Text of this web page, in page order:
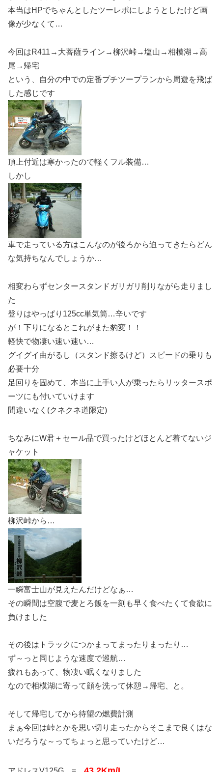
本当はHPでちゃんとしたツーレポにしようとしたけど画
像が少なくて…
今回はR411→大菩薩ライン→柳沢峠→塩山→相模湖→高
尾→帰宅
という、自分の中での定番プチツープランから周遊を飛ば
した感じです
頂上付近は寒かったので軽くフル装備…
しかし
車で走っている方はこんなのが後ろから迫ってきたらどん
な気持ちなんでしょうか…
相変わらずセンタースタンドガリガリ削りながら走りまし
た
登りはやっぱり125cc単気筒…辛いです
が！下りになるとこれがまた豹変！！
軽快で物凄い速い速い…
グイグイ曲がるし（スタンド擦るけど）スピードの乗りも
必要十分
足回りを固めて、本当に上手い人が乗ったらリッタースポ
ーツにも付いていけます
間違いなく(クネクネ道限定)
ちなみにW君＋セール品で買ったけどほとんど着てないジ
ャケット
柳沢峠から…
一瞬富士山が見えたんだけどなぁ…
その瞬間は空腹で麦とろ飯を一刻も早く食べたくて食欲に
負けました
その後はトラックにつかまってまったりまったり…
ず～っと同じような速度で巡航…
疲れもあって、物凄い眠くなりました
なので相模湖に寄って顔を洗って休憩→帰宅、と。
そして帰宅してから待望の燃費計測
まぁ今回は峠とかを思い切り走ったからそこまで良くはな
いだろうな～ってちょっと思っていたけど…